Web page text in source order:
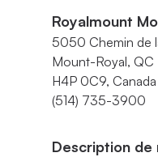
Royalmount
5050 Chemin de
Mount-Royal, QC
H4P 0C9, Canada
(514) 735-3900
Description de